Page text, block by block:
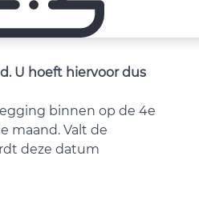
U hoeft hiervoor dus
binnen op de 4e
maand. Valt de
deze datum